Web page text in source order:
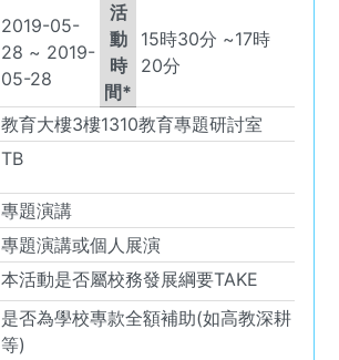
2019-05-
28 ~ 2019-
05-28
活
動
時
間*
15時30 分 ~17時
20分
教育大樓3樓1310教育專題研討室
TB
專題演講
專題演講或個人展演
本活動是否屬校務發展綱要TAKE
是否為學校專款全額補助(如高教深耕
等)